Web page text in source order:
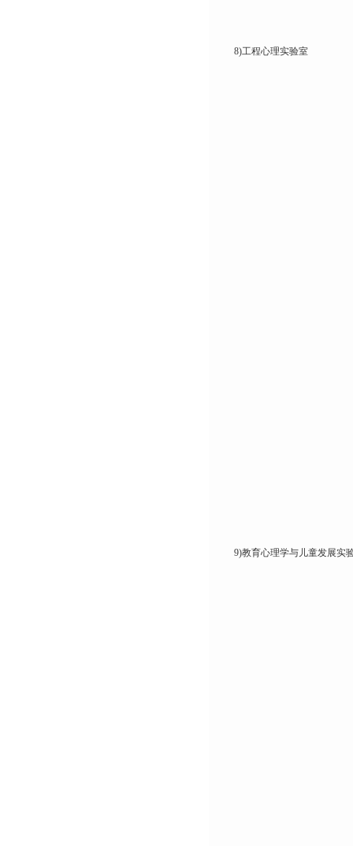
8)工程心理实验室
9)教育心理学与儿童发展实